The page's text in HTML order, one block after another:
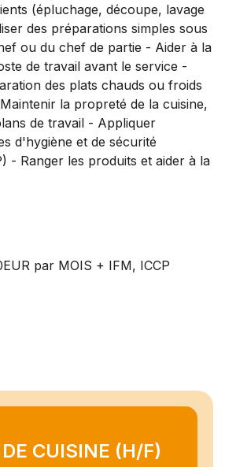
CUISINE (H/F)
(épluchage, découpe, lavage
des préparations simples sous
ou du chef de partie - Aider à la
de travail avant le service -
des plats chauds ou froids
la propreté de la cuisine,
de travail - Appliquer
d'hygiène et de sécurité
- Ranger les produits et aider à la
par MOIS + IFM, ICCP